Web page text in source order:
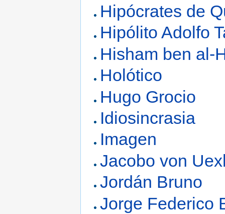
Hipócrates de
Hipólito Adolfo
Hisham ben al-
Holótico
Hugo Grocio
Idiosincrasia
Imagen
Jacobo von
Jordán Bruno
Jorge Federico